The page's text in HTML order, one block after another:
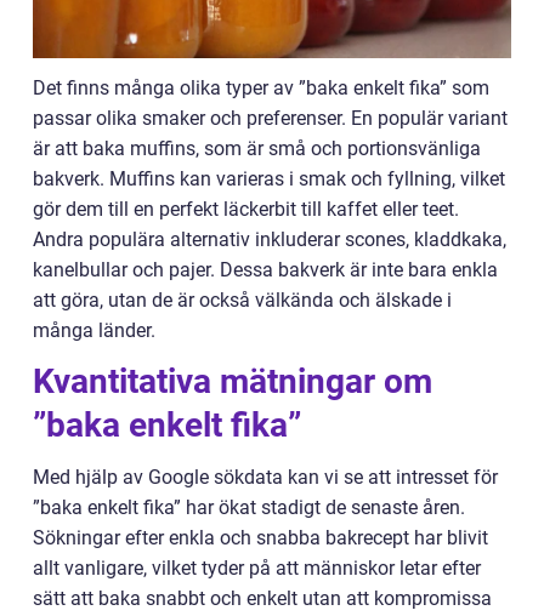
Det finns många olika typer av ”baka enkelt fika” som
passar olika smaker och preferenser. En populär variant
är att baka muffins, som är små och portionsvänliga
bakverk. Muffins kan varieras i smak och fyllning, vilket
gör dem till en perfekt läckerbit till kaffet eller teet.
Andra populära alternativ inkluderar scones, kladdkaka,
kanelbullar och pajer. Dessa bakverk är inte bara enkla
att göra, utan de är också välkända och älskade i
många länder.
Kvantitativa mätningar om
”baka enkelt fika”
Med hjälp av Google sökdata kan vi se att intresset för
”baka enkelt fika” har ökat stadigt de senaste åren.
Sökningar efter enkla och snabba bakrecept har blivit
allt vanligare, vilket tyder på att människor letar efter
sätt att baka snabbt och enkelt utan att kompromissa